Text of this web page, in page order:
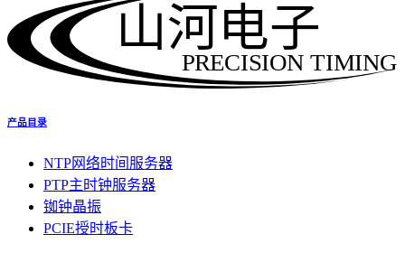
PRECISION TIMING
山河电子
产品目录
NTP网络时间服务器
PTP主时钟服务器
铷钟晶振
PCIE授时板卡